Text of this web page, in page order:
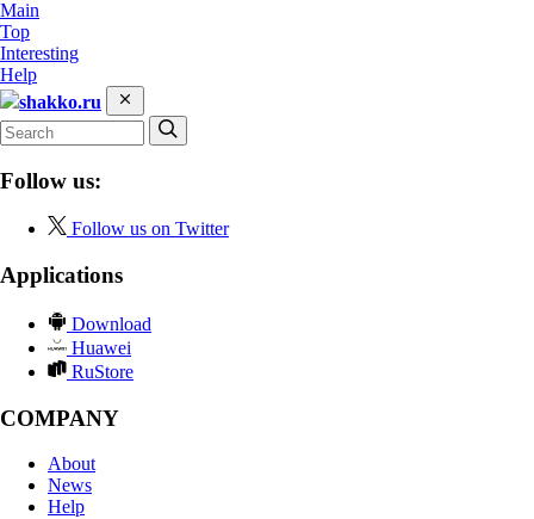
Main
Top
Interesting
Help
shakko.ru
Follow us:
Follow us on Twitter
Applications
Download
Huawei
RuStore
COMPANY
About
News
Help